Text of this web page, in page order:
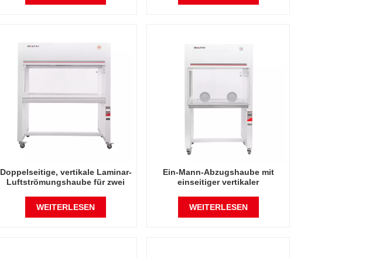
Doppelseitige, vertikale Laminar-
Luftströmungshaube für zwei
WEITERLESEN
Ein-Mann-Abzugshaube mit
einseitiger vertikaler
WEITERLESEN